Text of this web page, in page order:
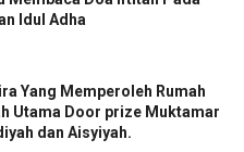
Idul Adha
Yang Memperoleh Rumah
Utama Door prize Muktamar
dan Aisyiyah.